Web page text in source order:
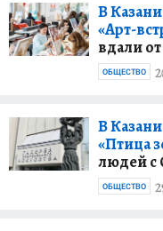
В
«Арт-
вдали
ОБЩЕСТВО
В
«Птица
людей с
ОБЩЕСТВО